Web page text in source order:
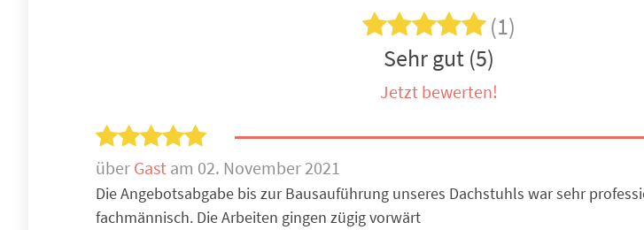
(1)
Sehr gut (5)
Jetzt bewerten!
über Gast am 02. November 2021
Die Angebotsabgabe bis zur Bausauführung unseres Dachstuhls war sehr
fachmännisch. Die Arbeiten gingen zügig vorwärt